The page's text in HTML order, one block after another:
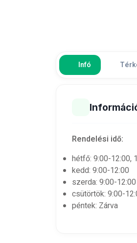
Infó
Rendelési idő:
hétfő: 9:00-12:00,
kedd: 9:00-12:00
szerda: 9:00-12:00
csütörtök: 9:00-
péntek: Zárva